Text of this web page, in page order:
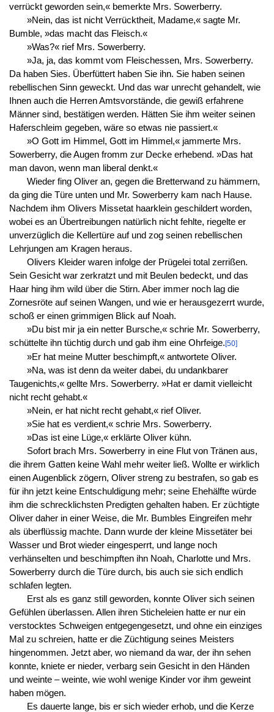
verrückt geworden sein,« bemerkte Mrs. Sowerberry.
»Nein, das ist nicht Verrücktheit, Madame,« sagte Mr.
Bumble, »das macht das Fleisch.«
»Was?« rief Mrs. Sowerberry.
»Ja, ja, das kommt vom Fleischessen, Mrs. Sowerberry.
Da haben Sies. Überfüttert haben Sie ihn. Sie haben seinen
rebellischen Sinn geweckt. Und das war unrecht gehandelt, wie
Ihnen auch die Herren Amtsvorstände, die gewiß erfahrene
Männer sind, bestätigen werden. Hätten Sie ihm weiter seinen
Haferschleim gegeben, wäre so etwas nie passiert.«
»O Gott im Himmel, Gott im Himmel,« jammerte Mrs.
Sowerberry, die Augen fromm zur Decke erhebend. »Das hat
man davon, wenn man liberal denkt.«
Wieder fing Oliver an, gegen die Bretterwand zu hämmern,
da ging die Türe unten und Mr. Sowerberry kam nach Hause.
Nachdem ihm Olivers Missetat haarklein geschildert worden,
wobei es an Übertreibungen natürlich nicht fehlte, riegelte er
unverzüglich die Kellertüre auf und zog seinen rebellischen
Lehrjungen am Kragen heraus.
Olivers Kleider waren infolge der Prügelei total zerrißen.
Sein Gesicht war zerkratzt und mit Beulen bedeckt, und das
Haar hing ihm wild über die Stirn. Aber immer noch lag die
Zornesröte auf seinen Wangen, und wie er herausgezerrt wurde,
schoß er einen grimmigen Blick auf Noah.
»Du bist mir ja ein netter Bursche,« schrie Mr. Sowerberry,
schüttelte ihn tüchtig durch und gab ihm eine Ohrfeige.[50]
»Er hat meine Mutter beschimpft,« antwortete Oliver.
»Na, was ist denn da weiter dabei, du undankbarer
Taugenichts,« gellte Mrs. Sowerberry. »Hat er damit vielleicht
nicht recht gehabt.«
»Nein, er hat nicht recht gehabt,« rief Oliver.
»Sie hat es verdient,« schrie Mrs. Sowerberry.
»Das ist eine Lüge,« erklärte Oliver kühn.
Sofort brach Mrs. Sowerberry in eine Flut von Tränen aus,
die ihrem Gatten keine Wahl mehr weiter ließ. Wollte er wirklich
einen Augenblick zögern, Oliver streng zu bestrafen, so gab es
für ihn jetzt keine Entschuldigung mehr; seine Ehehälfte würde
ihm die schrecklichsten Predigten gehalten haben. Er züchtigte
Oliver daher in einer Weise, die Mr. Bumbles Eingreifen mehr
als überflüssig machte. Dann wurde der kleine Missetäter bei
Wasser und Brot wieder eingesperrt, und lange noch
verhänselten und beschimpften ihn Noah, Charlotte und Mrs.
Sowerberry durch die Türe durch, bis auch sie sich endlich
schlafen legten.
Erst als es ganz still geworden, konnte Oliver sich seinen
Gefühlen überlassen. Allen ihren Sticheleien hatte er nur ein
verstocktes Schweigen entgegengesetzt, und ohne ein einziges
Mal zu schreien, hatte er die Züchtigung seines Meisters
hingenommen. Jetzt aber, wo niemand da war, der ihn sehen
konnte, kniete er nieder, verbarg sein Gesicht in den Händen
und weinte – weinte, wie wohl wenige Kinder vor ihm geweint
haben mögen.
Es dauerte lange, bis er sich wieder erhob, und die Kerze